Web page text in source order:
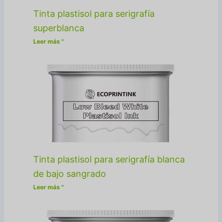
Tinta plastisol para serigrafía
superblanca
Leer más "
Tinta plastisol para serigrafía blanca
de bajo sangrado
Leer más "